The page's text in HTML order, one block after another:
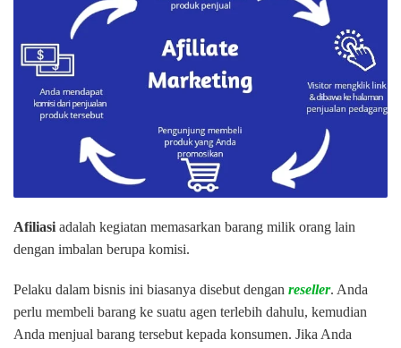
Afiliasiadalah kegiatan memasarkan barang milik orang lain
dengan imbalan berupa komisi.
Pelaku dalam bisnis ini biasanya disebut dengan reseller. Anda
perlu membeli barang ke suatu agen terlebih dahulu, kemudian
Anda menjual barang tersebut kepada konsumen. Jika Anda